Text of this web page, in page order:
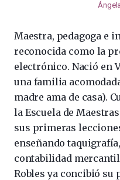
Maestra, pedagoga e
reconocida como la
electrónico. Nació en
una familia
madre ama de casa).
la Escuela de
sus primeras lecciones
enseñando
contabilidad mercantil.
Robles ya concibió